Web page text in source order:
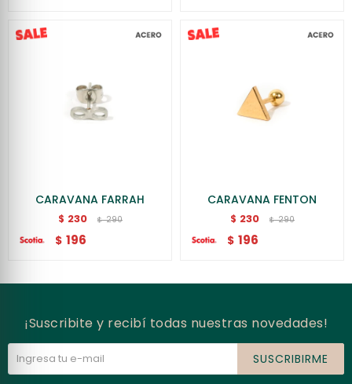
CARAVANA FARRAH
$ 230 $ 290
$ 196
CARAVANA FENTON
$ 230 $ 290
$ 196
¡Suscribite y recibí todas nuestras novedades!
SUSCRIBIRME